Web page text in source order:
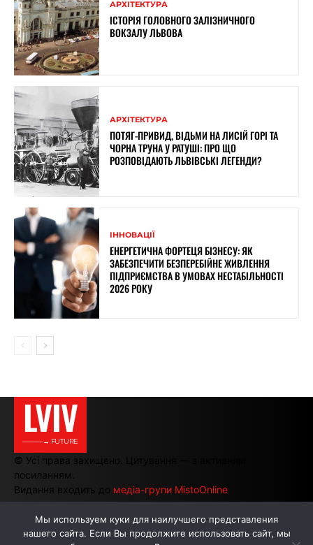
АРХІТЕКТУРА
ІСТОРІЯ ГОЛОВНОГО ЗАЛІЗНИЧНОГО
ВОКЗАЛУ ЛЬВОВА
АРХІТЕКТУРА
ПОТЯГ-ПРИВИД, ВІДЬМИ НА ЛИСІЙ ГОРІ ТА
ЧОРНА ТРУНА У РАТУШІ: ПРО ЩО
РОЗПОВІДАЮТЬ ЛЬВІВСЬКІ ЛЕГЕНДИ?
ІННОВАЦІЇ
ЕНЕРГЕТИЧНА ФОРТЕЦЯ БІЗНЕСУ: ЯК
ЗАБЕЗПЕЧИТИ БЕЗПЕРЕБІЙНЕ ЖИВЛЕННЯ
ПІДПРИЄМСТВА В УМОВАХ НЕСТАБІЛЬНОСТІ
2026 РОКУ
LVIV
———→ FUTURE
© Усі права захищено. Цитування — з активним
посиланням.
Видання входить до медіа-групи MistoOnline
АВТОРИ РЕКЛАМА НА САЙТІ
Мы используем куки для наилучшего представления
нашего сайта. Если Вы продолжите использовать сайт, мы